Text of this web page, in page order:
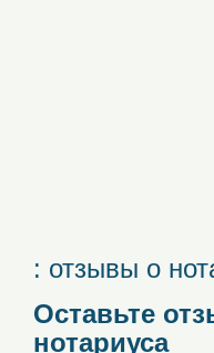
: отзывы о
Оставьте
нотариуса